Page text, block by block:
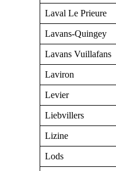
Laval Le Prieure
Lavans-Quingey
Lavans Vuillafans
Laviron
Levier
Liebvillers
Lizine
Lods